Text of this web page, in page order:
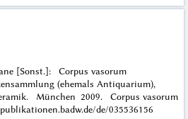
[Sonst.]: Corpus vasorum
(ehemals Antiquarium),
München 2009. Corpus vasorum
de/035536156